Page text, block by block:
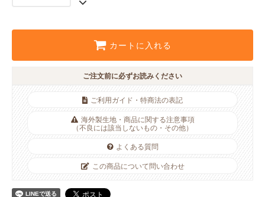
カートに入れる
ご注文前に必ずお読みください
ご利用ガイド・特商法の表記
海外製生地・商品に関する注意事項
（不良には該当しないもの・その他）
よくある質問
この商品について問い合わせ